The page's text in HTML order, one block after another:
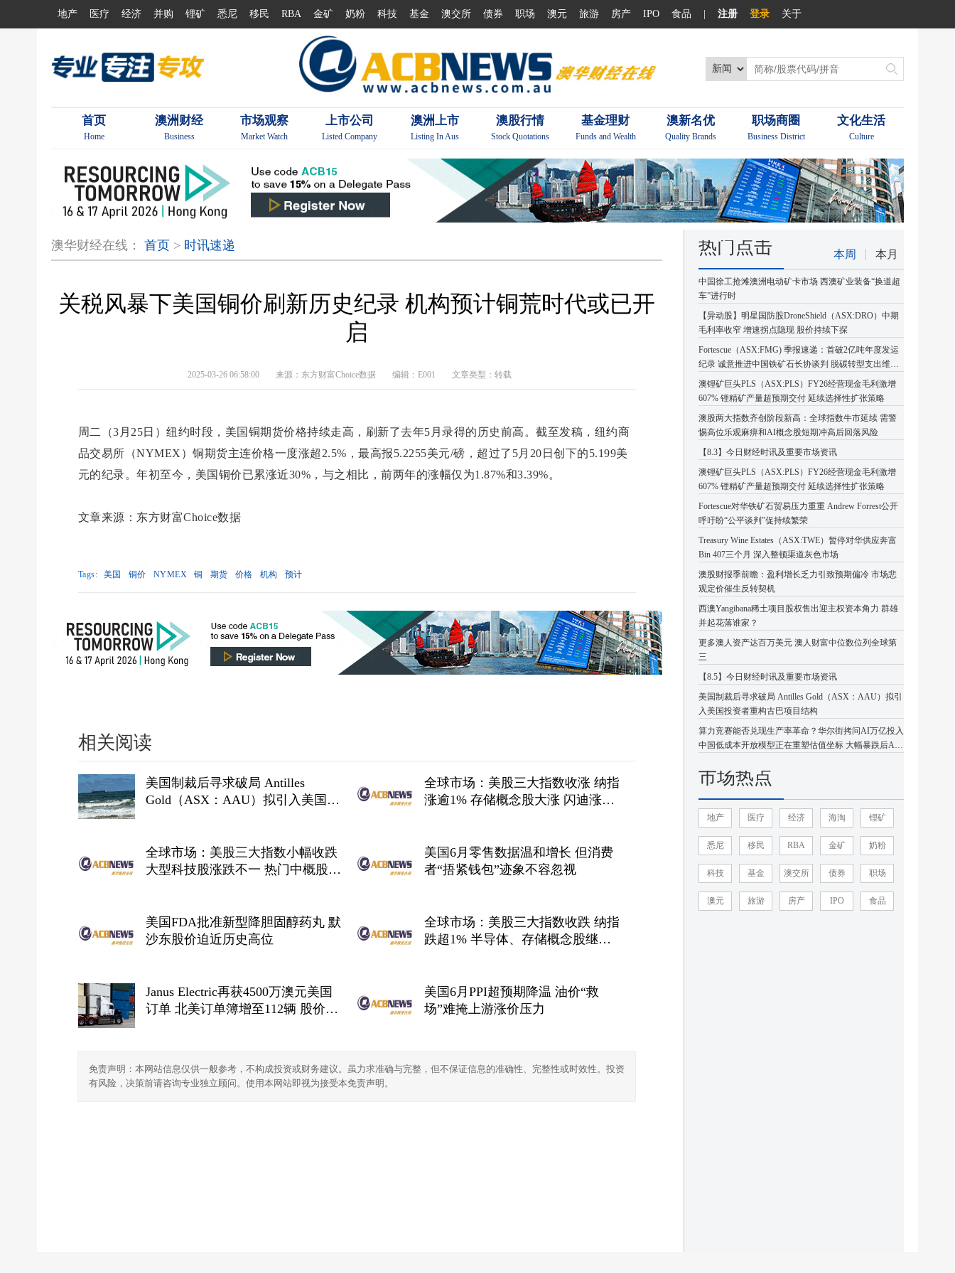
地产 医疗 经济 并购 锂矿 悉尼 移民 RBA 金矿 奶粉 科技 基金 澳交所 债券 职场 澳元 旅游 房产 IPO 食品 注册 登录 关于
首页
Home
澳洲财经
Business
市场观察
Market Watch
上市公司
Listed Company
澳洲上市
Listing In Aus
澳股行情
Stock Quotations
基金理财
Funds and Wealth
澳新名优
Quality Brands
职场商圈
Business District
文化生活
Culture
澳华财经在线： 首页 > 时讯速递
关税风暴下美国铜价刷新历史纪录 机构预计铜荒时代或已开
启
2025-03-26 06:58:00 来源：东方财富Choice数据 编辑：E001 文章类型：转载
周二（3月25日）纽约时段，美国铜期货价格持续走高，刷新了去年5月录得的历史前高。截至发稿，纽约商
品交易所（NYMEX）铜期货主连价格一度涨超2.5%，最高报5.2255美元/磅，超过了5月20日创下的5.199美
元的纪录。年初至今，美国铜价已累涨近30%，与之相比，前两年的涨幅仅为1.87%和3.39%。
文章来源：东方财富Choice数据
Tags: 美国 铜价 NYMEX 铜 期货 价格 机构 预计
相关阅读
美国制裁后寻求破局 Antilles
Gold（ASX：AAU）拟引入美国投
全球市场：美股三大指数收涨 纳指
涨逾1% 存储概念股大涨 闪迪涨超
全球市场：美股三大指数小幅收跌
大型科技股涨跌不一 热门中概股多
美国6月零售数据温和增长 但消费
者“捂紧钱包”迹象不容忽视
美国FDA批准新型降胆固醇药丸 默
沙东股价迫近历史高位
全球市场：美股三大指数收跌 纳指
跌超1% 半导体、存储概念股继续
Janus Electric再获4500万澳元美国
订单 北美订单簿增至112辆 股价持
美国6月PPI超预期降温 油价“救
场”难掩上游涨价压力
免责声明：本网站信息仅供一般参考，不构成投资或财务建议。虽力求准确与完整，但不保证信息的准确性、完整性或时效性。投资
有风险，决策前请咨询专业独立顾问。使用本网站即视为接受本免责声明。
热门点击 本周 本月
中国徐工抢滩澳洲电动矿卡市场 西澳矿业装备“换道超
车”进行时
【异动股】明星国防股DroneShield（ASX:DRO）中期
毛利率收窄 增速拐点隐现 股价持续下探
Fortescue（ASX:FMG) 季报速递：首破2亿吨年度发运
纪录 诚意推进中国铁矿石长协谈判 脱碳转型支出维持
高位
澳锂矿巨头PLS（ASX:PLS）FY26经营现金毛利激增
607% 锂精矿产量超预期交付 延续选择性扩张策略
澳股两大指数齐创阶段新高：全球指数牛市延续 需警
惕高位乐观麻痹和AI概念股短期冲高后回落风险
【8.3】今日财经时讯及重要市场资讯
澳锂矿巨头PLS（ASX:PLS）FY26经营现金毛利激增
607% 锂精矿产量超预期交付 延续选择性扩张策略
Fortescue对华铁矿石贸易压力重重 Andrew Forrest公开
呼吁盼“公平谈判”促持续繁荣
Treasury Wine Estates（ASX:TWE）暂停对华供应奔富
Bin 407三个月 深入整顿渠道灰色市场
澳股财报季前瞻：盈利增长乏力引致预期偏冷 市场悲
观定价催生反转契机
西澳Yangibana稀土项目股权售出迎主权资本角力 群雄
并起花落谁家？
更多澳人资产达百万美元 澳人财富中位数位列全球第
三
【8.5】今日财经时讯及重要市场资讯
美国制裁后寻求破局 Antilles Gold（ASX：AAU）拟引
入美国投资者重构古巴项目结构
算力竞赛能否兑现生产率革命？华尔街拷问AI万亿投入
中国低成本开放模型正在重塑估值坐标 大幅暴跌后AI
市场热点
地产 医疗 经济 海淘 锂矿
悉尼 移民 RBA 金矿 奶粉
科技 基金 澳交所 债券 职场
澳元 旅游 房产 IPO 食品